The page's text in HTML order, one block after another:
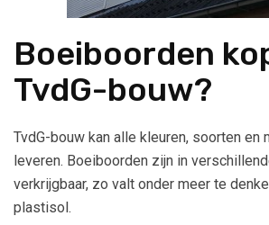
Boeiboorden
TvdG-bouw?
TvdG-bouw kan alle kleuren, soorten en
leveren. Boeiboorden zijn in
verkrijgbaar, zo valt onder meer te
plastisol.